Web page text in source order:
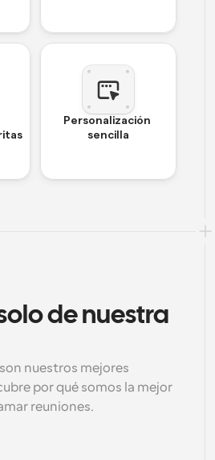
Personalización
sencilla
de nuestra
nuestros mejores
por qué somos la mejor
reuniones.